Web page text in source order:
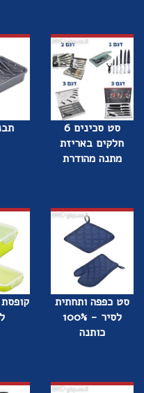
סט סכינים 6
חלקים באריזת
מתנה מהודרת
סט כפפה ותחתית
לסיר - 100%
כותנה